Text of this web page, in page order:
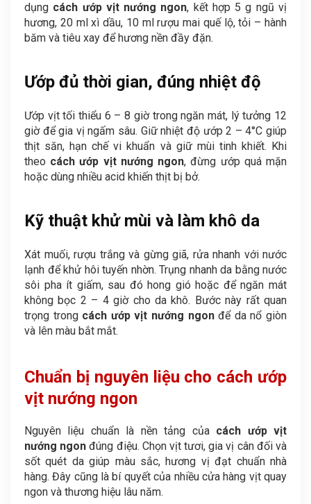
dụng cách ướp vịt nướng ngon, kết hợp 5 g ngũ vị
hương, 20 ml xì dầu, 10 ml rượu mai quế lộ, tỏi – hành
băm và tiêu xay để hương nền đầy đặn.
Ướp đủ thời gian, đúng nhiệt độ
Ướp vịt tối thiểu 6 – 8 giờ trong ngăn mát, lý tưởng 12
giờ để gia vị ngấm sâu. Giữ nhiệt độ ướp 2 – 4°C giúp
thịt săn, hạn chế vi khuẩn và giữ mùi tinh khiết. Khi
theo cách ướp vịt nướng ngon, đừng ướp quá mặn
hoặc dùng nhiều acid khiến thịt bị bở.
Kỹ thuật khử mùi và làm khô da
Xát muối, rượu trắng và gừng giã, rửa nhanh với nước
lạnh để khử hôi tuyến nhờn. Trụng nhanh da bằng nước
sôi pha ít giấm, sau đó hong gió hoặc để ngăn mát
không bọc 2 – 4 giờ cho da khô. Bước này rất quan
trọng trong cách ướp vịt nướng ngonđể da nổ giòn
và lên màu bắt mắt.
Chuẩn bị nguyên liệu cho cách ướp
vịt nướng ngon
Nguyên liệu chuẩn là nền tảng của cách ướp vịt
nướng ngon đúng điệu. Chọn vịt tươi, gia vị cân đối và
sốt quét da giúp màu sắc, hương vị đạt chuẩn nhà
hàng. Đây cũng là bí quyết của nhiều cửa hàng vịt quay
ngon và thương hiệu lâu năm.